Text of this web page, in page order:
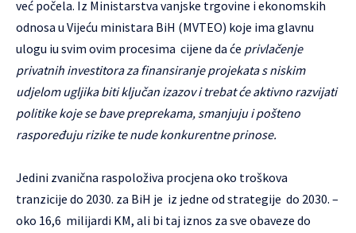
već počela. Iz Ministarstva vanjske trgovine i ekonomskih
odnosa u Vijeću ministara BiH (MVTEO) koje ima glavnu
ulogu iu svim ovim procesima cijene da će privlačenje
privatnih investitora za finansiranje projekata s niskim
udjelom ugljika biti ključan izazov i trebat će aktivno razvijati
politike koje se bave preprekama, smanjuju i pošteno
raspoređuju rizike te nude konkurentne prinose.
Jedini zvanična raspoloživa procjena oko troškova
tranzicije do 2030. za BiH je iz jedne od strategije do 2030. –
oko 16,6 milijardi KM, ali bi taj iznos za sve obaveze do